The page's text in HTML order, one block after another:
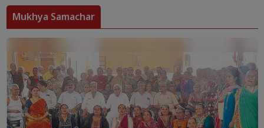
Mukhya Samachar